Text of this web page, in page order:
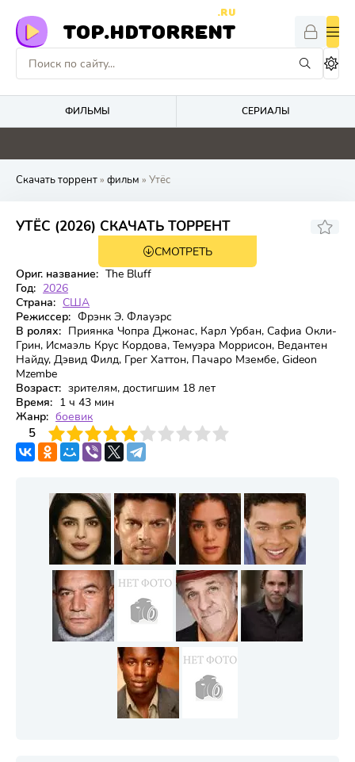
TOP.HDTORRENT
.RU
ФИЛЬМЫ СЕРИАЛЫ
5.2 5.1 0 4.8
Скачать торрент» фильм » Утёс
УТЁС (2026) СКАЧАТЬ ТОРРЕНТ
СМОТРЕТЬ
Ориг. название: The Bluff
Год: 2026
Страна: США
Режиссер: Фрэнк Э. Флауэрс
В ролях: Приянка Чопра Джонас, Карл Урбан, Сафиа Окли-
Грин, Исмаэль Крус Кордова, Темуэра Моррисон, Ведантен
Найду, Дэвид Филд, Грег Хаттон, Пачаро Мзембе, Gideon
Mzembe
Возраст: зрителям, достигшим 18 лет
Время: 1 ч 43 мин
Жанр: боевик
5
4 6 7 8 9 10